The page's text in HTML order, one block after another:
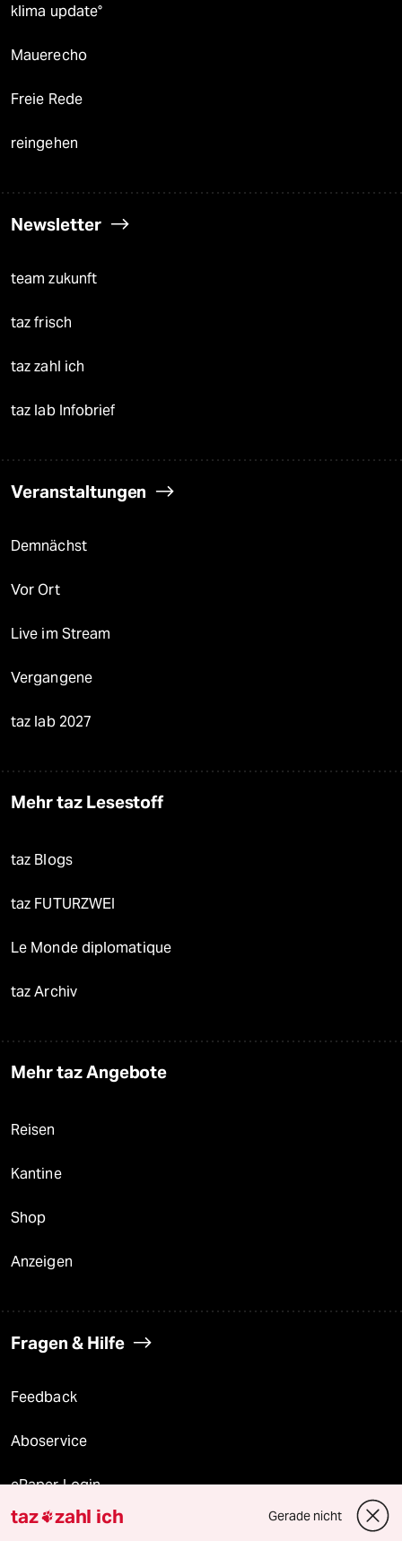
klima update°
Mauerecho
Freie Rede
reingehen
Newsletter
team zukunft
taz frisch
taz zahl ich
taz lab Infobrief
Veranstaltungen
Demnächst
Vor Ort
Live im Stream
Vergangene
taz lab 2027
Mehr taz Lesestoff
taz Blogs
taz FUTURZWEI
Le Monde diplomatique
taz Archiv
Mehr taz Angebote
Reisen
Kantine
Shop
Anzeigen
Fragen & Hilfe
Feedback
Aboservice
ePaper Login
Downloads für Abonnierende
taz zahl ich Gerade nicht